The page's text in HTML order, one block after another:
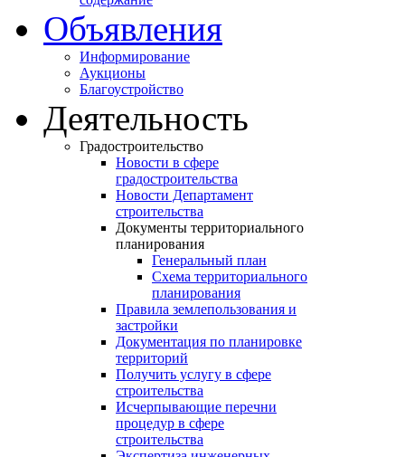
Объявления
Информирование
Аукционы
Благоустройство
Деятельность
Градостроительство
Новости в сфере
градостроительства
Новости Департамент
строительства
Документы территориального
планирования
Генеральный план
Схема территориального
планирования
Правила землепользования и
застройки
Документация по планировке
территорий
Получить услугу в сфере
строительства
Исчерпывающие перечни
процедур в сфере
строительства